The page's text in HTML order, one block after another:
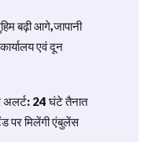
बढ़ी आगे,जापानी
एवं दून
अलर्ट: 24 घंटे तैनात
पर मिलेंगी एंबुलेंस